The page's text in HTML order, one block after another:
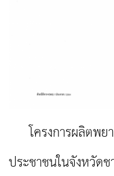
โครงการผลิตพย
ประชาชนในจังหวัด